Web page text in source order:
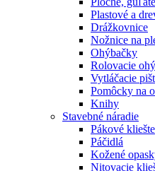
Plastové a
Drážkovnice
Nožnice na
Ohýbačky
Rolovacie
Vytláčacie
Pomôcky na
Knihy
Stavebné náradie
Pákové kliešte
Páčidlá
Kožené
Nitovacie